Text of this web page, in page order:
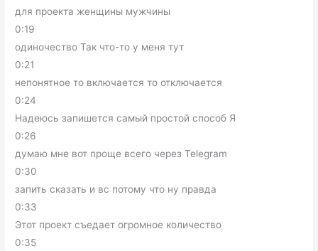
для проекта женщины мужчины
0:19
одиночество Так что-то у меня тут
0:21
непонятное то включается то отключается
0:24
Надеюсь запишется самый простой способ Я
0:26
думаю мне вот проще всего через Telegram
0:30
запить сказать и вс потому что ну правда
0:33
Этот проект съедает огромное количество
0:35